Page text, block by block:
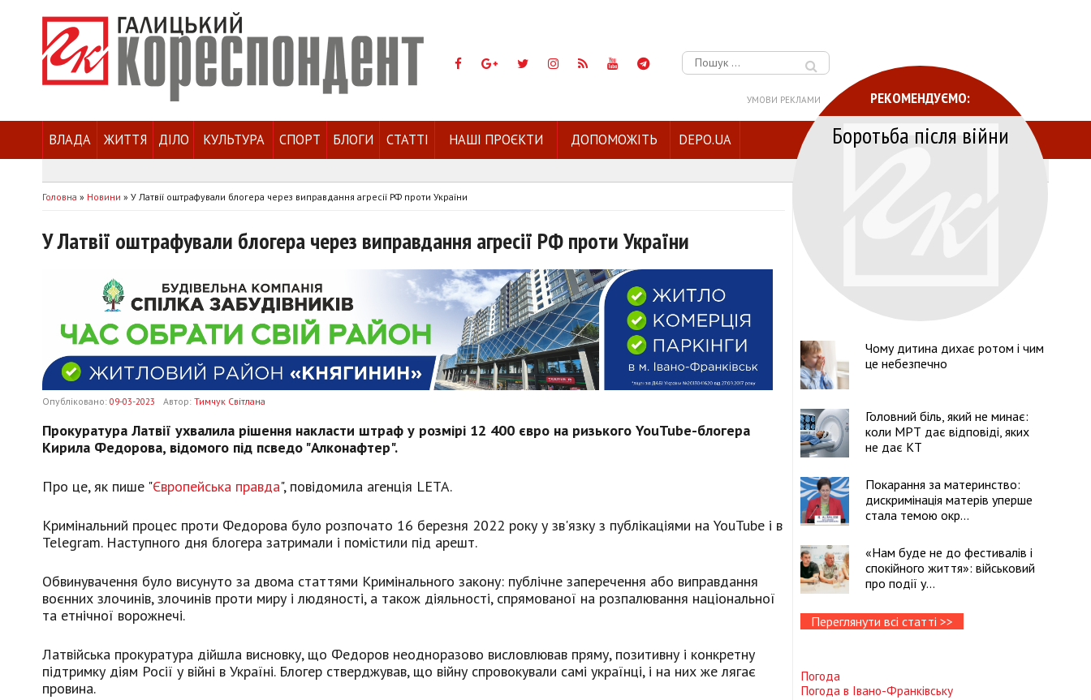
Пошук:
УМОВИ РЕКЛАМИ
ВЛАДА ЖИТТЯ ДІЛО КУЛЬТУРА СПОРТ БЛОГИ СТАТТІ НАШІ ПРОЄКТИ ДОПОМОЖІТЬ DEPO.UA
Головна » Новини » У Латвії оштрафували блогера через виправдання агресії РФ проти України
У Латвії оштрафували блогера через виправдання агресії РФ проти України
Опубліковано: 09-03-2023 Автор: Тимчук Світлана
Прокуратура Латвії ухвалила рішення накласти штраф у розмірі 12 400 євро на ризького YouTube-блогера
Кирила Федорова, відомого під псведо "Алконафтер".
Про це, як пише "Європейська правда", повідомила агенція LETA.
Кримінальний процес проти Федорова було розпочато 16 березня 2022 року у зв'язку з публікаціями на YouTube і в
Telegram. Наступного дня блогера затримали і помістили під арешт.
Обвинувачення було висунуто за двома статтями Кримінального закону: публічне заперечення або виправдання
воєнних злочинів, злочинів проти миру і людяності, а також діяльності, спрямованої на розпалювання національної
та етнічної ворожнечі.
Латвійська прокуратура дійшла висновку, що Федоров неодноразово висловлював пряму, позитивну і конкретну
підтримку діям Росії у війні в Україні. Блогер стверджував, що війну спровокували самі українці, і на них же лягає
провина.
РЕКОМЕНДУЄМО:
Боротьба після війни
Чому дитина дихає ротом і чим
це небезпечно
Головний біль, який не минає:
коли МРТ дає відповіді, яких
не дає КТ
Покарання за материнство:
дискримінація матерів уперше
стала темою окр...
«Нам буде не до фестивалів і
спокійного життя»: військовий
про події у...
Переглянути всі статті >>
Погода
Погода в Івано-Франківську